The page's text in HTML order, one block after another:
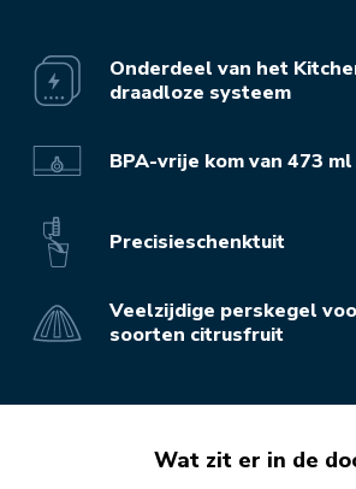
Onderdeel van het
draadloze systeem
BPA-vrije kom van 473 ml
Precisieschenktuit
Veelzijdige perskegel
soorten citrusfruit
Wat zit er in de